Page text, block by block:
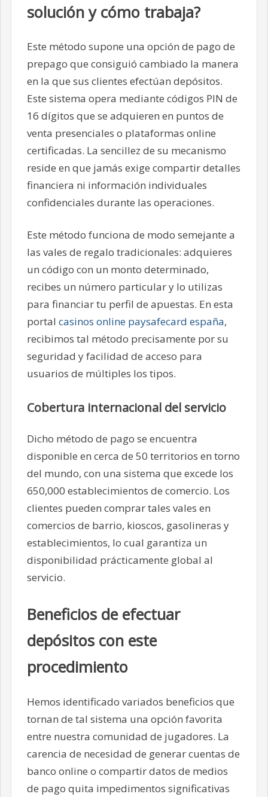
solución y cómo trabaja?
Este método supone una opción de pago de
prepago que consiguió cambiado la manera
en la que sus clientes efectúan depósitos.
Este sistema opera mediante códigos PIN de
16 dígitos que se adquieren en puntos de
venta presenciales o plataformas online
certificadas. La sencillez de su mecanismo
reside en que jamás exige compartir detalles
financiera ni información individuales
confidenciales durante las operaciones.
Este método funciona de modo semejante a
las vales de regalo tradicionales: adquieres
un código con un monto determinado,
recibes un número particular y lo utilizas
para financiar tu perfil de apuestas. En esta
portal casinos online paysafecard españa,
recibimos tal método precisamente por su
seguridad y facilidad de acceso para
usuarios de múltiples los tipos.
Cobertura internacional del servicio
Dicho método de pago se encuentra
disponible en cerca de 50 territorios en torno
del mundo, con una sistema que excede los
650,000 establecimientos de comercio. Los
clientes pueden comprar tales vales en
comercios de barrio, kioscos, gasolineras y
establecimientos, lo cual garantiza un
disponibilidad prácticamente global al
servicio.
Beneficios de efectuar
depósitos con este
procedimiento
Hemos identificado variados beneficios que
tornan de tal sistema una opción favorita
entre nuestra comunidad de jugadores. La
carencia de necesidad de generar cuentas de
banco online o compartir datos de medios
de pago quita impedimentos significativas